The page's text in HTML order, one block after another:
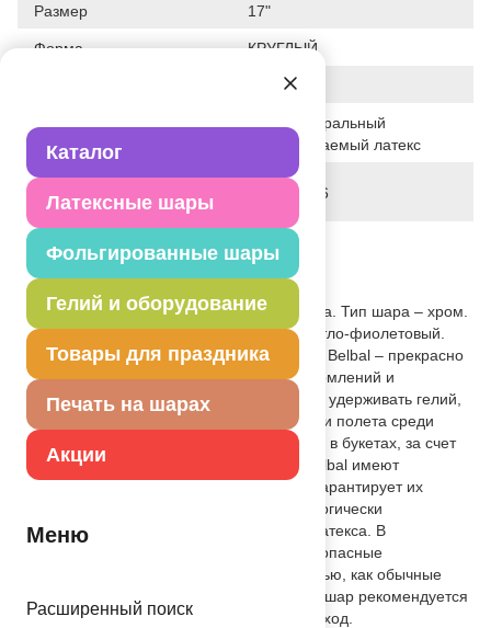
Каталог
Латексные шары
Фольгированные шары
Гелий и оборудование
Товары для праздника
Печать на шарах
Акции
Меню
Расширенный поиск
Размер 17"
Форма КРУГЛЫЙ
17" - 43СМ
Исходный материал
100% натуральный
биоразлагаемый латекс
Дата последнего
изменения элемента
02-08-2026
Описание товара
Воздушный шар из натурального латекса. Тип шара – хром.
Зеркальный (glossy) оттенок цвета. Светло-фиолетовый.
Размер надутого шара - 43см (17") Шар Belbal – прекрасно
подходит для розничной продажи, оформлений и
рекламной печати. Шар способен долго удерживать гелий,
что делает его лидером по длительности полета среди
шаров других производителей. Идеален в букетах, за счет
гармоничной, круглой формы. Шары Belbal имеют
сертификат Intertek Tickmark, который гарантирует их
безопасность. Изготавливаются из экологически
безопасного 100%-ного натурального латекса. В
окружающей среде разлагаются на безопасные
компоненты примерно с той-же скоростью, как обычные
листья деревьев. После использования шар рекомендуется
лопнуть и утилизировать как бытовой отход.